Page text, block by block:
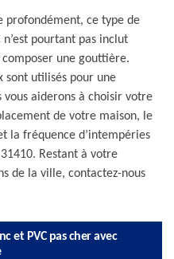
profondément, ce type de
pourtant pas inclut
une gouttière.
sont utilisés pour une
vous aiderons à choisir votre
de votre maison, le
la fréquence d’intempéries
Restant à votre
de la ville, contactez-nous
et PVC pas cher avec